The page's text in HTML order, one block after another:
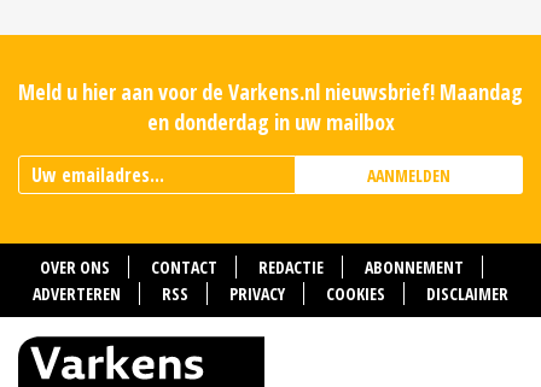
Meld u hier aan voor de Varkens.nl nieuwsbrief! Maandag
en donderdag in uw mailbox
AANMELDEN
OVER ONS CONTACT REDACTIE
ABONNEMENT
ADVERTEREN
RSS PRIVACY COOKIES DISCLAIMER